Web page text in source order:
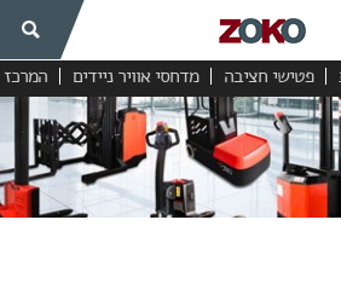
פטישי חציבה מדחסי אוויר ניידים המרכז
תשתיות
תעשייה